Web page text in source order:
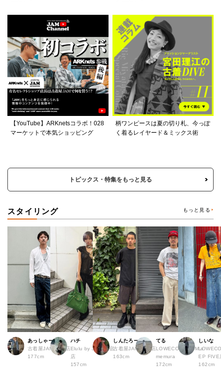
【YouTube】ARKnetsコラボ！028
マーケットで本気ショッピング
柄ワンピースは夏の切り札、今っぽ
く着るレイヤード＆ミックス術
トピックス・特集をもっと見る
スタイリング もっと見る
あっしゃー
古着屋JAM 原宿店
177cm
ハチ
Elulu by JAM 原宿
店
157cm
しんたろー
古着屋JAM 仙台店
163cm
てる
LOWECO by JAM a
memura
172cm
しいな
EP
162cm